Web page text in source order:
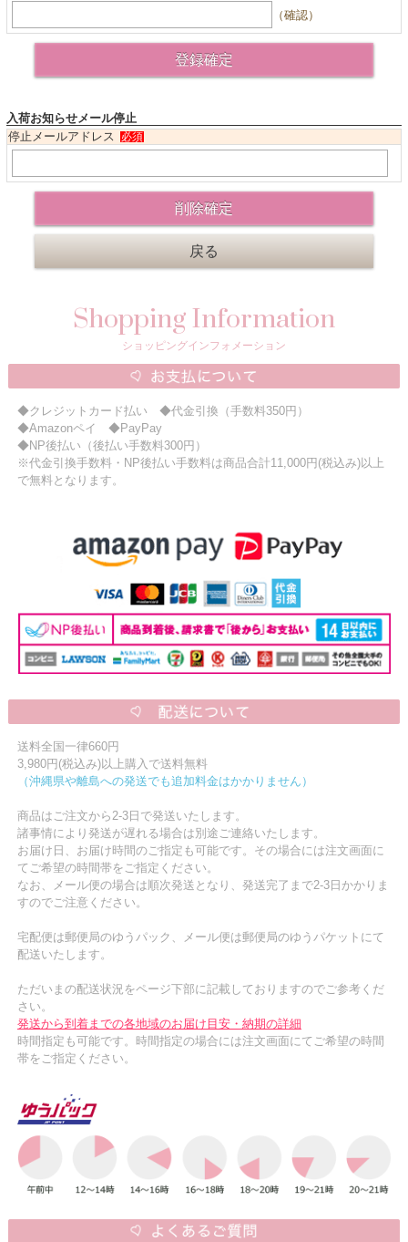
（確認）
入荷お知らせメール停止
停止メールアドレス
必須
Shopping Information
ショッピングインフォメーション
◆クレジットカード払い ◆代金引換（手数料350円）
◆Amazonペイ ◆PayPay
◆NP後払い（後払い手数料300円）
※代金引換手数料・NP後払い手数料は商品合計11,000円(税込み)以上
で無料となります。
送料全国一律660円
3,980円(税込み)以上購入で送料無料
（沖縄県や離島への発送でも追加料金はかかりません）
商品はご注文から2-3日で発送いたします。
諸事情により発送が遅れる場合は別途ご連絡いたします。
お届け日、お届け時間のご指定も可能です。その場合には注文画面に
てご希望の時間帯をご指定ください。
なお、メール便の場合は順次発送となり、発送完了まで2-3日かかりま
すのでご注意ください。
宅配便は郵便局のゆうパック、メール便は郵便局のゆうパケットにて
配送いたします。
ただいまの配送状況をページ下部に記載しておりますのでご参考くだ
さい。
発送から到着までの各地域のお届け目安・納期の詳細
時間指定も可能です。時間指定の場合には注文画面にてご希望の時間
帯をご指定ください。
ニュースレター購読
マイページログイン
当店は持続可能な開発目標「SDGs」を推進しています。
0120-221-040